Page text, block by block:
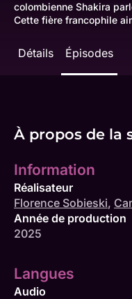
colombienne Shakira
Cette fière francophile
Détails Épisodes
À propos de la
Information
Réalisateur
Florence Sobieski,
Année de production
2025
Langues
Audio